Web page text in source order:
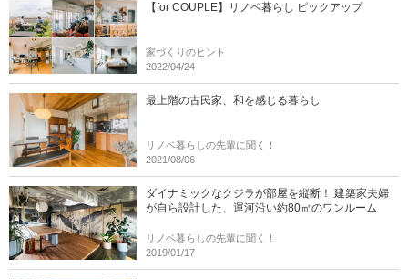
【for COUPLE】リノベ暮らし ピックアップ
家づくりのヒント
2022/04/24
最上階の古民家、和を感じる暮らし
リノベ暮らしの先輩に聞く！
2021/08/06
ダイナミックなクジラが部屋を縦断！ 建築家夫婦
が自ら設計した、運河沿い約80㎡のワンルーム
リノベ暮らしの先輩に聞く！
2019/01/17